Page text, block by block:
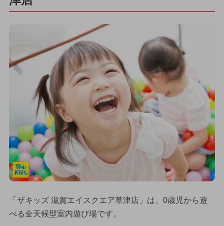
「ザキッズ 滋賀エイスクエア草津店」は、0歳児から遊
べる全天候型室内遊び場です。